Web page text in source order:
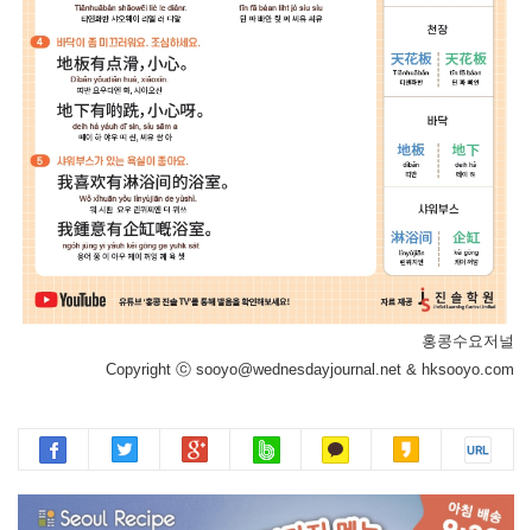
홍콩수요저널
Copyright ⓒ sooyo@wednesdayjournal.net & hksooyo.com